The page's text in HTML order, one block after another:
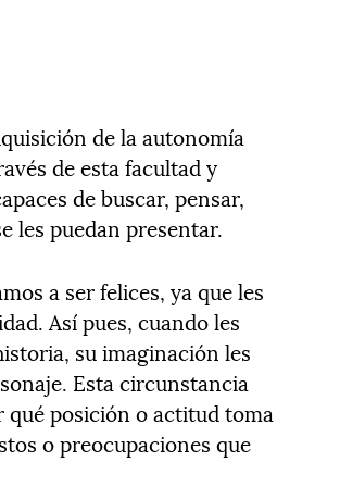
de la autonomía
de esta facultad y
de buscar, pensar,
les puedan presentar.
a ser felices, ya que les
Así pues, cuando les
su imaginación les
Esta circunstancia
posición o actitud toma
o preocupaciones que